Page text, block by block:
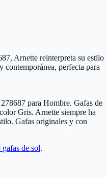
Arnette reinterpreta su estilo
contemporánea, perfecta para
para Hombre. Gafas de
Gris. Arnette siempre ha
Gafas originales y con
gafas de sol.